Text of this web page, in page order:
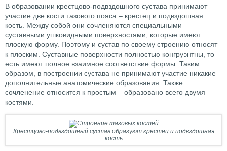
В образовании крестцово-подвздошного сустава принимают
участие две кости тазового пояса – крестец и подвздошная
кость. Между собой они сочленяются специальными
суставными ушковидными поверхностями, которые имеют
плоскую форму. Поэтому и сустав по своему строению относят
к плоским. Суставные поверхности полностью конгруэнтны, то
есть имеют полное взаимное соответствие формы. Таким
образом, в построении сустава не принимают участие никакие
дополнительные анатомические образования. Также
сочленение относится к простым – образовано всего двумя
костями.
Крестцово-подвздошный сустав образуют крестец и подвздошная
кость